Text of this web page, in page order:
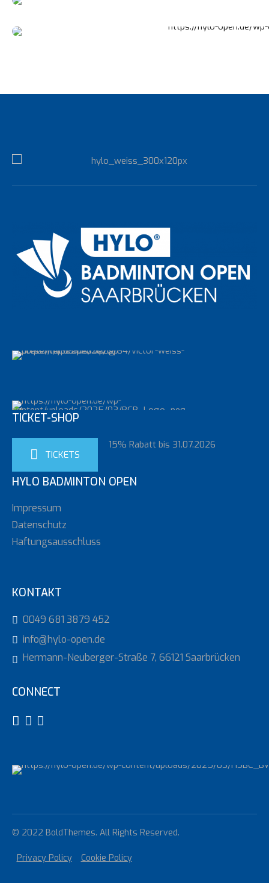
TICKET-SHOP
TICKETS
15% Rabatt bis 31.07.2026
HYLO BADMINTON OPEN
Impressum
Datenschutz
Haftungsausschluss
KONTAKT
0049 681 3879 452
info@hylo-open.de
Hermann-Neuberger-Straße 7, 66121 Saarbrücken
CONNECT
© 2022 BoldThemes. All Rights Reserved.
Privacy Policy Cookie Policy